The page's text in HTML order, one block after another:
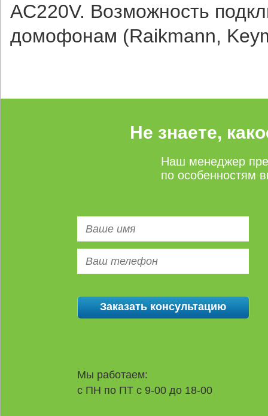
AC220V. Возможность
домофонам (Raikmann,
Не знаете,
Наш менеджер
по особенностям
Мы работаем:
с ПН по ПТ с 9-00 до 18-00